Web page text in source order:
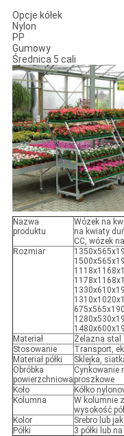
Opcje kółek
Nylon
PP
Gumowy
Średnica 5 cali
Nazwa
produktu
Wózek na
na kwiaty
CC, wózek
Rozmiar
Materiał
Żelazna stal
Stosowanie
Transport,
Materiał półki
Sklejka,
Obróbka
powierzchniowa
Cynkowanie
proszkowe
Koło
Kółko
Kolumna
W kolumnie
wysokość
Kolor
Srebro lub
Półki
3 półki lub